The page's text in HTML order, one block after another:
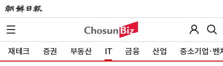
재테크 증권 부동산 IT 금융 산업 중소기업·벤